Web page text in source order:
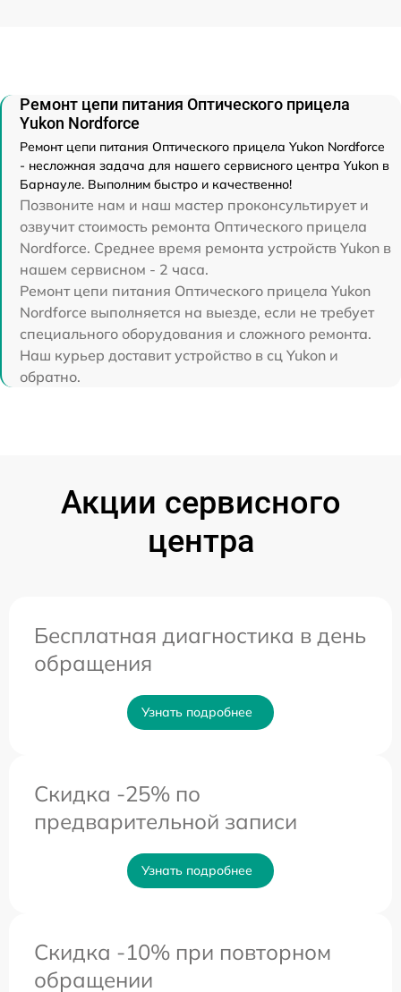
Ремонт цепи питания Оптического прицела
Yukon Nordforce
Ремонт цепи питания Оптического прицела Yukon Nordforce
- несложная задача для нашего сервисного центра Yukon в
Барнауле. Выполним быстро и качественно!
Позвоните нам и наш мастер проконсультирует и
озвучит стоимость ремонта Оптического прицела
Nordforce. Среднее время ремонта устройств Yukon в
нашем сервисном - 2 часа.
Ремонт цепи питания Оптического прицела Yukon
Nordforce выполняется на выезде, если не требует
специального оборудования и сложного ремонта.
Наш курьер доставит устройство в сц Yukon и
обратно.
Акции сервисного
центра
Бесплатная диагностика в день
обращения
Узнать подробнее
Скидка -25% по
предварительной записи
Узнать подробнее
Скидка -10% при повторном
обращении